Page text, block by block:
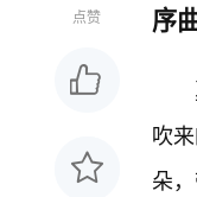
点赞 序
吹
朵